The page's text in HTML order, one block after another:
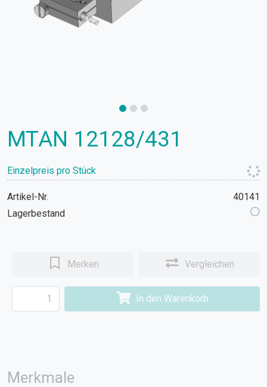
MTAN 12128/431
Einzelpreis pro Stück
Artikel-Nr.
40141
Lagerbestand
Merken Vergleichen
In den Warenkorb
Merkmale